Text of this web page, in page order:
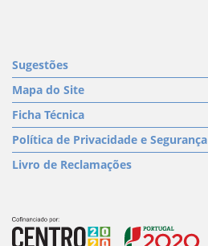
Sugestões
Mapa do Site
Ficha Técnica
Política de Privacidade e Segurança
Livro de Reclamações